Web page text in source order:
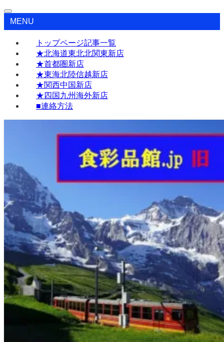
MENU
トップページ記事一覧
★北海道東北北関東新店
★首都圏新店
★東海北陸信越新店
★関西中国新店
★四国九州海外新店
■連絡方法